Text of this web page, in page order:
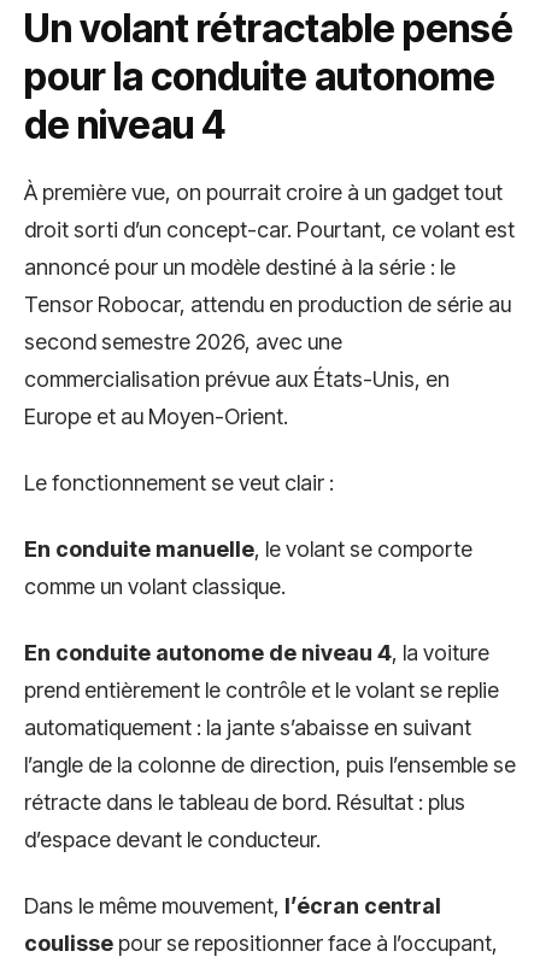
Un volant rétractable pensé
pour la conduite autonome
de niveau 4
À première vue, on pourrait croire à un gadget tout
droit sorti d’un concept-car. Pourtant, ce volant est
annoncé pour un modèle destiné à la série : le
Tensor Robocar, attendu en production de série au
second semestre 2026, avec une
commercialisation prévue aux États-Unis, en
Europe et au Moyen-Orient.
Le fonctionnement se veut clair :
En conduite manuelle, le volant se comporte
comme un volant classique.
En conduite autonome de niveau 4, la voiture
prend entièrement le contrôle et le volant se replie
automatiquement : la jante s’abaisse en suivant
l’angle de la colonne de direction, puis l’ensemble se
rétracte dans le tableau de bord. Résultat : plus
d’espace devant le conducteur.
Dans le même mouvement, l’écran central
coulisse pour se repositionner face à l’occupant,